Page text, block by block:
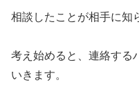
相談したことが相手に知
考え始めると、連絡する
いきます。